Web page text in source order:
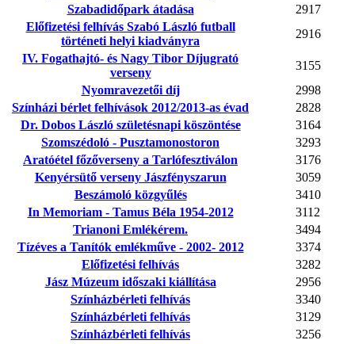
Szabadidőpark átadása
2917
Előfizetési felhívás Szabó László futball
történeti helyi kiadványra
2916
IV. Fogathajtó- és Nagy Tibor Díjugrató
verseny
3155
Nyomravezetői díj
2998
Színházi bérlet felhívások 2012/2013-as évad
2828
Dr. Dobos László születésnapi köszöntése
3164
Szomszédoló - Pusztamonostoron
3293
Aratóétel főzőverseny a Tarlófesztiválon
3176
Kenyérsütő verseny Jászfényszarun
3059
Beszámoló közgyűlés
3410
In Memoriam - Tamus Béla 1954-2012
3112
Trianoni Emlékérem.
3494
Tízéves a Tanítók emlékműve - 2002- 2012
3374
Előfizetési felhívás
3282
Jász Múzeum időszaki kiállítása
2956
Színházbérleti felhívás
3340
Színházbérleti felhívás
3129
Színházbérleti felhívás
3256